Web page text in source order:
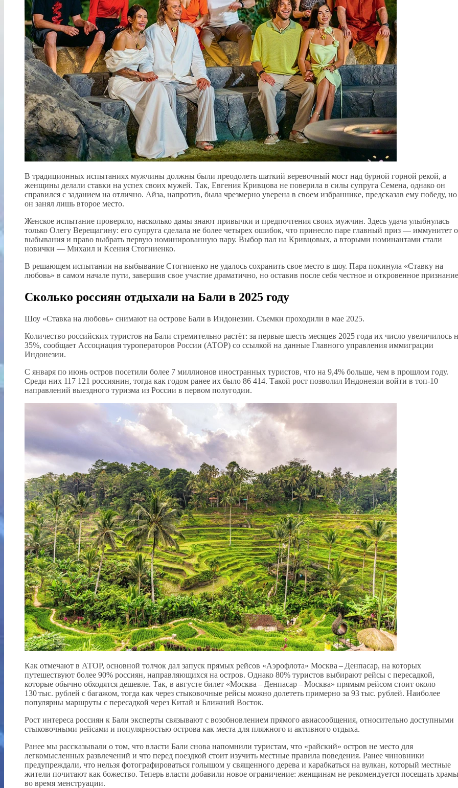
В традиционных испытаниях мужчины должны были преодолеть шаткий веревочный мост над бурной горной рекой, а
женщины делали ставки на успех своих мужей. Так, Евгения Кривцова не поверила в силы супруга Семена, однако он
справился с заданием на отлично. Айза, напротив, была чрезмерно уверена в своем избраннике, предсказав ему победу, но
он занял лишь второе место.
Женское испытание проверяло, насколько дамы знают привычки и предпочтения своих мужчин. Здесь удача улыбнулась
только Олегу Верещагину: его супруга сделала не более четырех ошибок, что принесло паре главный приз — иммунитет
выбывания и право выбрать первую номинированную пару. Выбор пал на Кривцовых, а вторыми номинантами стали
новички — Михаил и Ксения Стогниенко.
В решающем испытании на выбывание Стогниенко не удалось сохранить свое место в шоу. Пара покинула «Ставку на
любовь» в самом начале пути, завершив свое участие драматично, но оставив после себя честное и откровенное
Сколько россиян отдыхали на Бали в 2025 году
Шоу «Ставка на любовь» снимают на острове Бали в Индонезии. Съемки проходили в мае 2025.
Количество российских туристов на Бали стремительно растёт: за первые шесть месяцев 2025 года их число увеличилось
35%, сообщает Ассоциация туроператоров России (АТОР) со ссылкой на данные Главного управления иммиграции
Индонезии.
С января по июнь остров посетили более 7 миллионов иностранных туристов, что на 9,4% больше, чем в прошлом году.
Среди них 117 121 россиянин, тогда как годом ранее их было 86 414. Такой рост позволил Индонезии войти в топ-10
направлений выездного туризма из России в первом полугодии.
Как отмечают в АТОР, основной толчок дал запуск прямых рейсов «Аэрофлота» Москва – Денпасар, на которых
путешествуют более 90% россиян, направляющихся на остров. Однако 80% туристов выбирают рейсы с пересадкой,
которые обычно обходятся дешевле. Так, в августе билет «Москва – Денпасар – Москва» прямым рейсом стоит около
130 тыс. рублей с багажом, тогда как через стыковочные рейсы можно долететь примерно за 93 тыс. рублей. Наиболее
популярны маршруты с пересадкой через Китай и Ближний Восток.
Рост интереса россиян к Бали эксперты связывают с возобновлением прямого авиасообщения, относительно доступными
стыковочными рейсами и популярностью острова как места для пляжного и активного отдыха.
Ранее мы рассказывали о том, что власти Бали снова напомнили туристам, что «райский» остров не место для
легкомысленных развлечений и что перед поездкой стоит изучить местные правила поведения. Ранее чиновники
предупреждали, что нельзя фотографироваться голышом у священного дерева и карабкаться на вулкан, который местные
жители почитают как божество. Теперь власти добавили новое ограничение: женщинам не рекомендуется посещать храмы
во время менструации.